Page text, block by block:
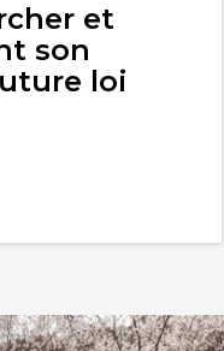
et
son
loi